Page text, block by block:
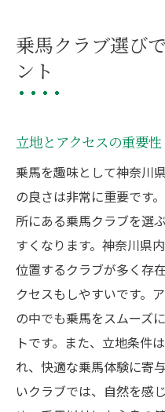
乗馬クラブ選び
ント
立地とアクセスの重要性
乗馬を趣味として神奈川
の良さは非常に重要です
所にある乗馬クラブを選
すくなります。神奈川県
位置するクラブが多く存
クセスもしやすいです。
の中でも乗馬をスムーズ
トです。また、立地条件
れ、快適な乗馬体験に寄
いクラブでは、自然を感